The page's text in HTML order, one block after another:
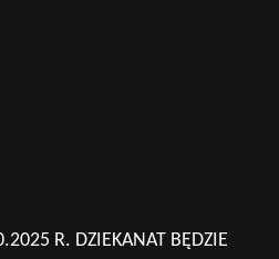
R. DZIEKANAT BĘDZIE